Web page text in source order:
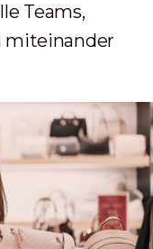
Teams,
miteinander